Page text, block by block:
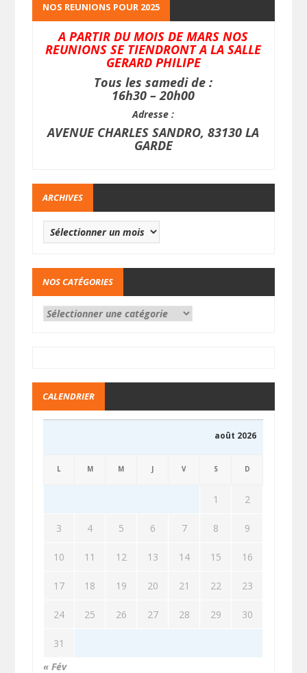
NOS REUNIONS POUR 2025
A PARTIR DU MOIS DE MARS NOS
REUNIONS SE TIENDRONT A LA SALLE
GERARD PHILIPE
Tous les samedi de :
16h30 – 20h00
Adresse :
AVENUE CHARLES SANDRO, 83130 LA
GARDE
ARCHIVES
NOS CATÉGORIES
CALENDRIER
août 2026
L M M J V S D
1 2
3 4 5 6 7 8 9
10 11 12 13 14 15 16
17 18 19 20 21 22 23
24 25 26 27 28 29 30
31
« Fév